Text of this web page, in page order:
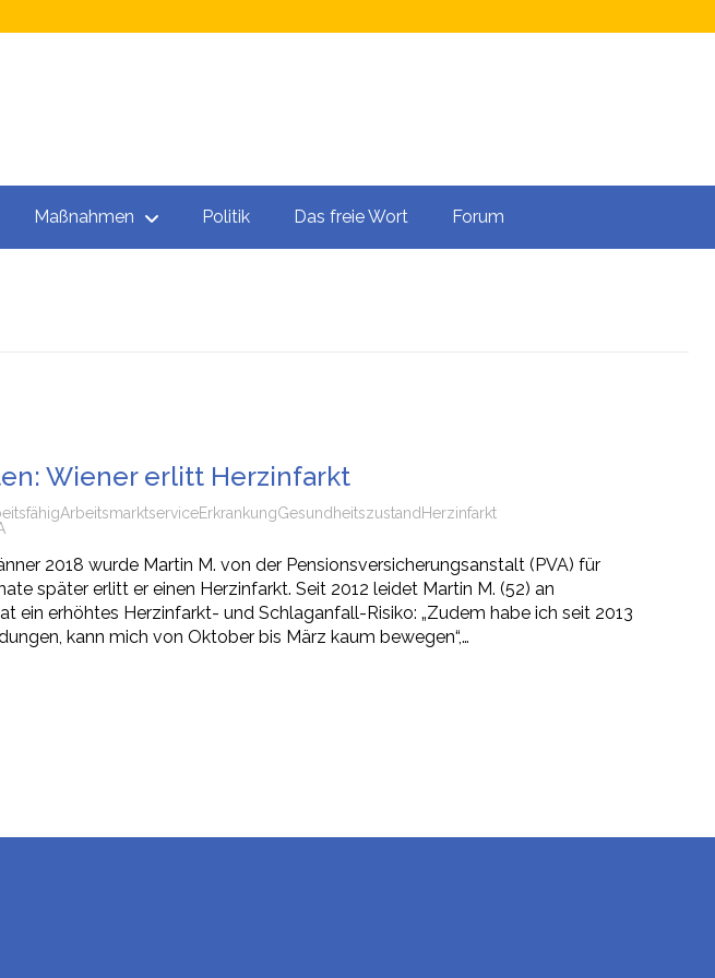
Maßnahmen Politik Das freie Wort Forum
Wiener erlitt Herzinfarkt
ArbeitsmarktserviceErkrankungGesundheitszustandHerzinfarkt
2018 wurde Martin M. von der Pensionsversicherungsanstalt (PVA) für
später erlitt er einen Herzinfarkt. Seit 2012 leidet Martin M. (52) an
ein erhöhtes Herzinfarkt- und Schlaganfall-Risiko: „Zudem habe ich seit 2013
kann mich von Oktober bis März kaum bewegen“,…